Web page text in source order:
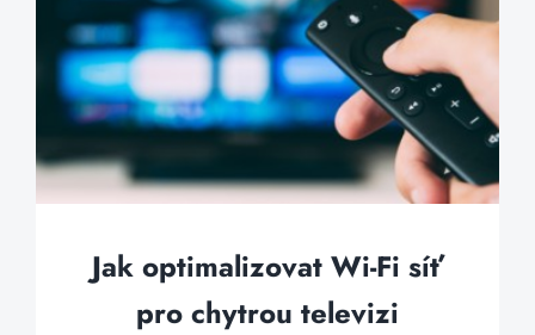
Kontakt
Jak optimalizovat Wi-Fi síť
pro chytrou televizi